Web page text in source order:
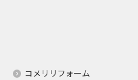
コメリリフォーム